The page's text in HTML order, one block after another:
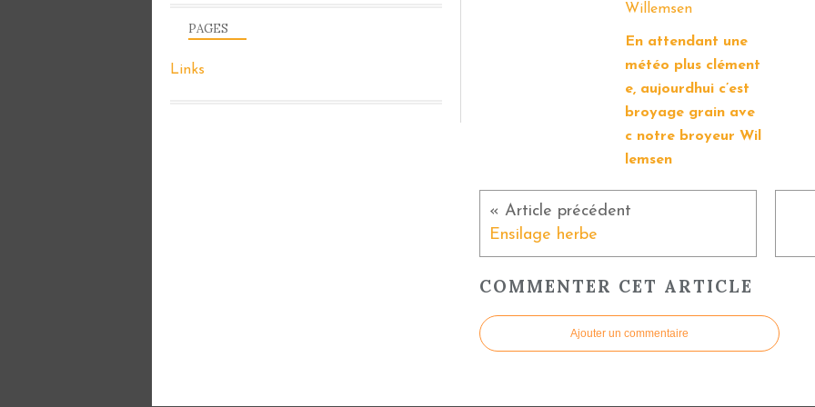
En attendant une
météo plus clément
e, aujourdhui c’est
broyage grain ave
c notre broyeur Wil
lemsen
Ensilage herbe
COMMENTER CET ARTICLE
Ajouter un commentaire
PAGES
Links